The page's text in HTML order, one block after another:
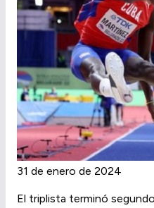
31 de enero de 2024
El triplista terminó